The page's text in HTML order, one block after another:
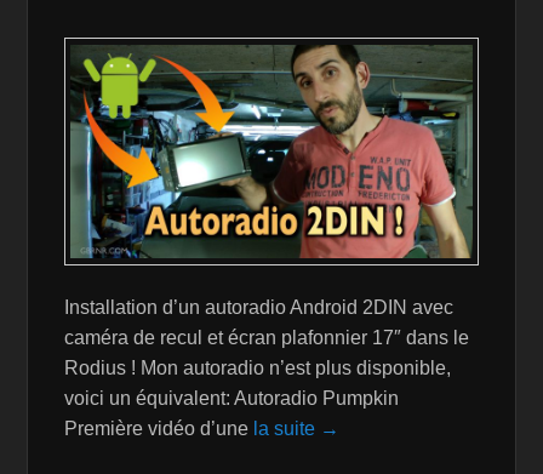
Installation d’un autoradio Android 2DIN avec
caméra de recul et écran plafonnier 17″ dans le
Rodius ! Mon autoradio n’est plus disponible,
voici un équivalent: Autoradio Pumpkin
Première vidéo d’une la suite →